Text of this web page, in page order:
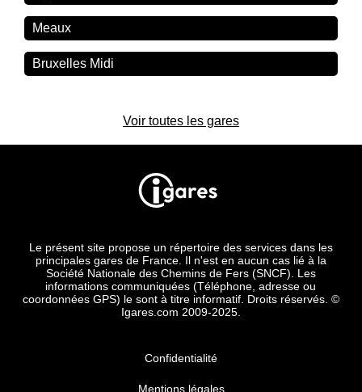
Meaux
Bruxelles Midi
Voir toutes les gares
Le présent site propose un répertoire des services dans les
principales gares de France. Il n'est en aucun cas lié à la
Société Nationale des Chemins de Fers (SNCF). Les
informations communiquées (Téléphone, adresse ou
coordonnées GPS) le sont à titre informatif. Droits réservés. ©
Igares.com 2009-2025.
Confidentialité
Mentions légales